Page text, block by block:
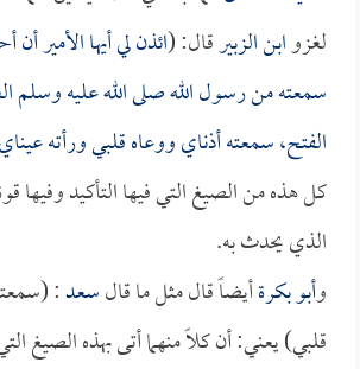
لغزوابن الزبيرقال: (ائذن لي أيها الأمير
سمعته من رسول الله صلى الله عليه وسلم
الفتح، سمعته أذناي ووعاه قلبي ورأته
كل هذه من الصيغ التي فيها التأكيد
الذي يحدث به.
وأبو بكرةأيضاً قال مثل ما قالسعد:
قلبي) يعني: أن كلاً منهما أتى بهذه الصيغ